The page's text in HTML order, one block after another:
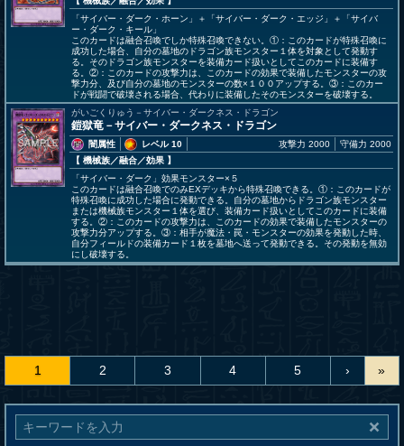
「サイバー・ダーク・ホーン」＋「サイバー・ダーク・エッジ」＋「サイバ
ー・ダーク・キール」
このカードは融合召喚でしか特殊召喚できない。①：このカードが特殊召喚に
成功した場合、自分の墓地のドラゴン族モンスター１体を対象として発動す
る。そのドラゴン族モンスターを装備カード扱いとしてこのカードに装備す
る。②：このカードの攻撃力は、このカードの効果で装備したモンスターの攻
撃力分、及び自分の墓地のモンスターの数×１００アップする。③：このカー
ドが戦闘で破壊される場合、代わりに装備したそのモンスターを破壊する。
がいごくりゅう－サイバー・ダークネス・ドラゴン
鎧獄竜－サイバー・ダークネス・ドラゴン
闇属性
レベル 10
【 機械族／融合／効果 】
攻撃力 2000 守備力 2000
「サイバー・ダーク」効果モンスター×５
このカードは融合召喚でのみEXデッキから特殊召喚できる。①：このカードが
特殊召喚に成功した場合に発動できる。自分の墓地からドラゴン族モンスター
または機械族モンスター１体を選び、装備カード扱いとしてこのカードに装備
する。②：このカードの攻撃力は、このカードの効果で装備したモンスターの
攻撃力分アップする。③：相手が魔法・罠・モンスターの効果を発動した時、
自分フィールドの装備カード１枚を墓地へ送って発動できる。その発動を無効
にし破壊する。
1 2 3 4 5 › »